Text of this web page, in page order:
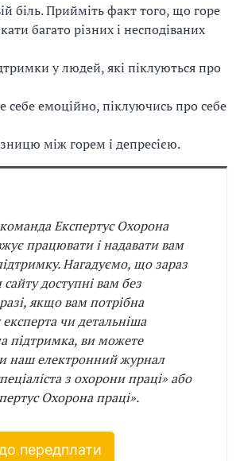
біль. Прийміть факт того, що горе
багато різних і несподіваних
у людей, які піклуються про
себе емоційно, піклуючись про себе
між горем і депресією.
Експертус Охорона
працювати і надавати вам
Нагадуємо, що зараз
сайту доступні вам без
якщо вам потрібна
експерта чи детальніша
підтримка, ви можете
наш електронний журнал
з охорони праці» або
Охорона праці».
передплати